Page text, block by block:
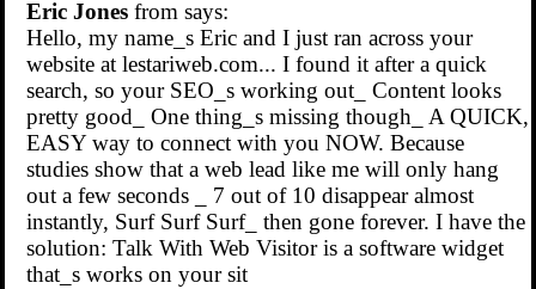
Eric Jones from says:
Hello, my name_s Eric and I just ran across your
website at lestariweb.com... I found it after a quick
search, so your SEO_s working out_ Content looks
pretty good_ One thing_s missing though_ A QUICK,
EASY way to connect with you NOW. Because
studies show that a web lead like me will only hang
out a few seconds _ 7 out of 10 disappear almost
instantly, Surf Surf Surf_ then gone forever. I have the
solution: Talk With Web Visitor is a software widget
that_s works on your sit